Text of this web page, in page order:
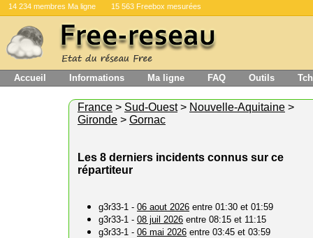
14 234 membres Ma ligne 15 563 Freebox mesurées
Accueil Informations Ma ligne FAQ Outils
France > Sud-Ouest> Nouvelle-Aquitaine >
Gironde > Gornac
Les 8 derniers incidents connus sur ce
répartiteur
g3r33-1 - 06 aout 2026 entre 01:30 et 01:59
g3r33-1 - 08 juil 2026 entre 08:15 et 11:15
g3r33-1 - 06 mai 2026 entre 03:45 et 03:59